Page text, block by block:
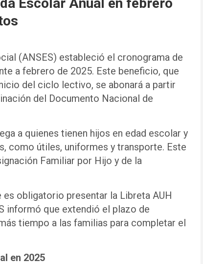
(ANSES) estableció el cronograma de
a febrero de 2025. Este beneficio, que
del ciclo lectivo, se abonará a partir
del Documento Nacional de
a quienes tienen hijos en edad escolar y
como útiles, uniformes y transporte. Este
Familiar por Hijo y de la
obligatorio presentar la Libreta AUH
informó que extendió el plazo de
tiempo a las familias para completar el
en 2025